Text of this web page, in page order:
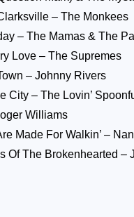
– The Monkees
– The Mamas & The
Love – The Supremes
– Johnny Rivers
City – The Lovin’
Williams
Made For Walkin’ –
Of The Brokenhearted –